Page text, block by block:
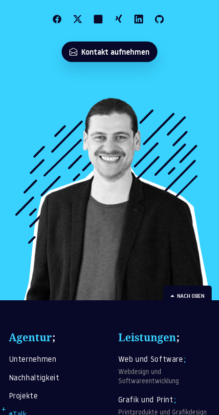
Kontakt aufnehmen
NACH OBEN
Agentur;
Unternehmen
Nachhaltigkeit
Projekte
Leistungen;
Web und Software ;
Webdesign und
Softwareentwicklung
Grafik und Print;
Printprodukte und Grafikdesign